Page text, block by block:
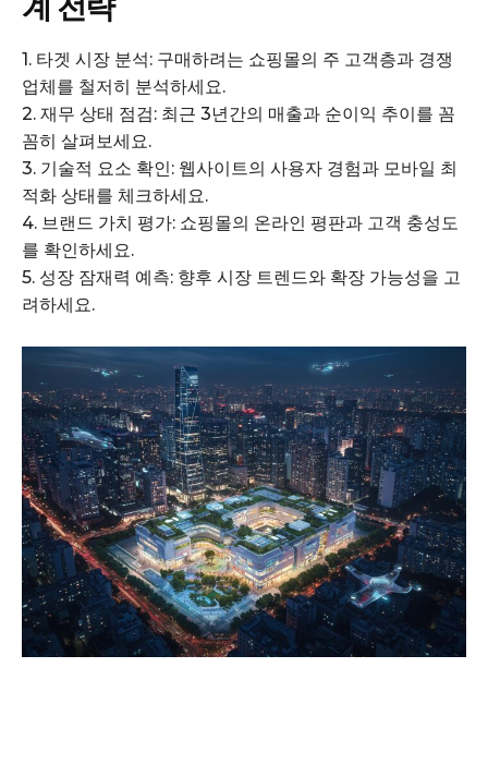
1. 타겟 시장 분석: 구매하려는 쇼핑몰의 주 고객층과 경쟁
업체를 철저히 분석하세요.
2. 재무 상태 점검: 최근 3년간의 매출과 순이익 추이를 꼼
꼼히 살펴보세요.
3. 기술적 요소 확인: 웹사이트의 사용자 경험과 모바일 최
적화 상태를 체크하세요.
4. 브랜드 가치 평가: 쇼핑몰의 온라인 평판과 고객 충성도
를 확인하세요.
5. 성장 잠재력 예측: 향후 시장 트렌드와 확장 가능성을 고
려하세요.